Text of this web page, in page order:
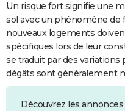
Un risque fort signifie une
sol avec un phénomène de
nouveaux logements
spécifiques lors de leur
se traduit par des variations
dégâts sont généralement
Découvrez les annonces